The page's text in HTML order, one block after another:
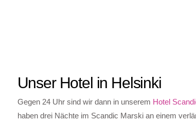
Unser Hotel in Helsinki
Gegen 24 Uhr sind wir dann in unserem Hotel
haben drei Nächte im Scandic Marski an einem